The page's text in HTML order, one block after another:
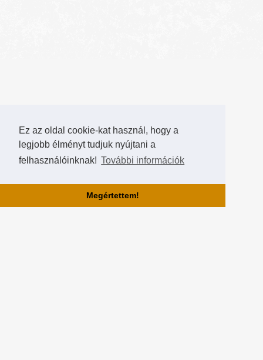
Ez az oldal cookie-kat használ, hogy a
legjobb élményt tudjuk nyújtani a
felhasználóinknak! További információk
Megértettem!